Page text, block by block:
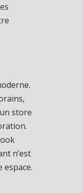
store
n’est